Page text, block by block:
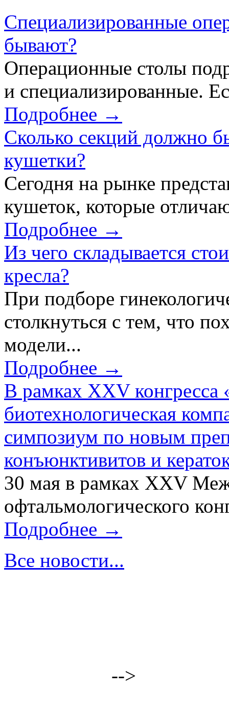
Специализированные
бывают?
Операционные столы
и специализированные.
Подробнее →
Сколько секций должно
кушетки?
Сегодня на рынке
кушеток, которые
Подробнее →
Из чего складывается
кресла?
При подборе
столкнуться с тем, что
модели...
Подробнее →
В рамках XXV конгресса
биотехнологическая
симпозиум по новым
конъюнктивитов и
30 мая в рамках XXV
офтальмологического
Подробнее →
Все новости...
-->